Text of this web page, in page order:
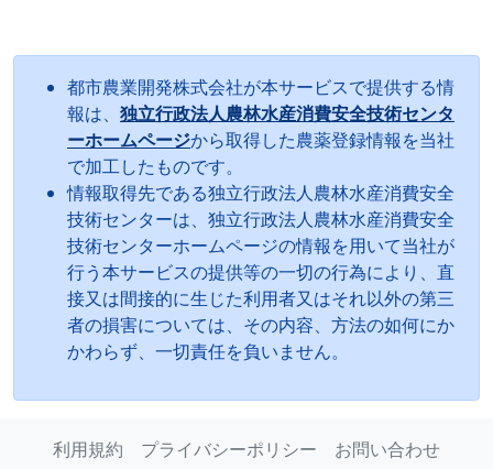
都市農業開発株式会社が本サービスで提供する情
報は、 独立行政法人農林水産消費安全技術センタ
ーホームページから取得した農薬登録情報を当社
で加工したものです。
情報取得先である独立行政法人農林水産消費安全
技術センターは、独立行政法人農林水産消費安全
技術センターホームページの情報を用いて当社が
行う本サービスの提供等の一切の行為により、直
接又は間接的に生じた利用者又はそれ以外の第三
者の損害については、その内容、方法の如何にか
かわらず、一切責任を負いません。
利用規約 プライバシーポリシー お問い合わせ